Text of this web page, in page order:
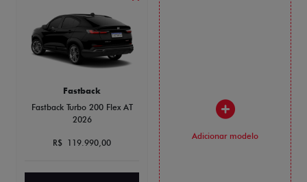
Fastback
Fastback Turbo 200 Flex AT
2026
R$ 119.990,00
Adicionar modelo